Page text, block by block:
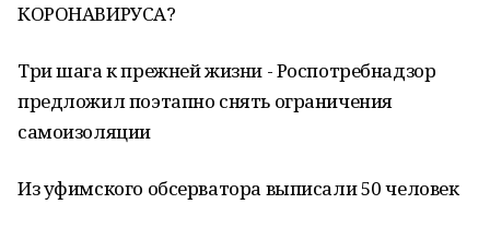
КОРОНАВИРУСА?
Три шага к прежней жизни - Роспотребнадзор
предложил поэтапно снять ограничения
самоизоляции
Из уфимского обсерватора выписали 50 человек